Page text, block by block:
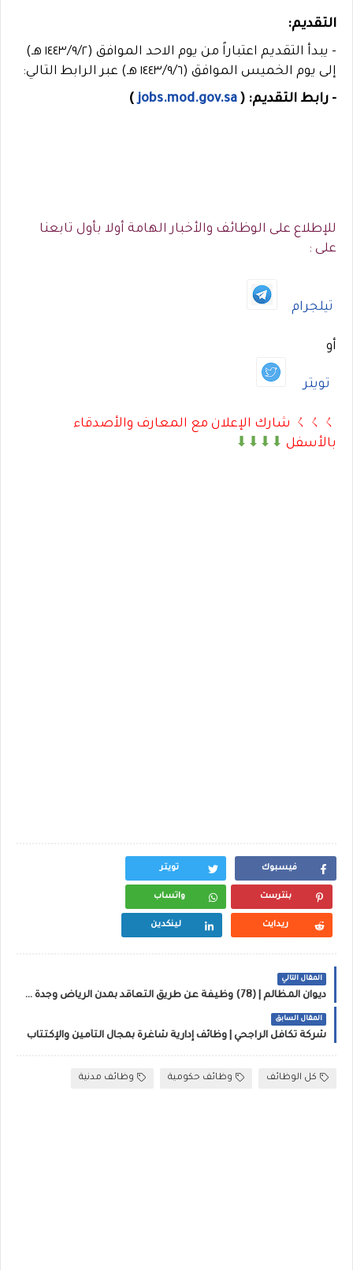
التقديم:
- يبدأ التقديم اعتباراً من يوم الاحد الموافق (١٤٤٣/٩/٢ ​هـ)
إلى يوم الخميس الموافق (١٤٤٣/٩/٦ هـ) عبر الرابط التالي:
- رابط التقديم: (
jobs.mod.gov.sa
)
للإطلاع على الوظائف والأخبار الهامة أولا بأول تابعنا
على :
تيلجرام
أو
تويتر
ㄑㄑㄑ شارك الإعلان مع المعارف والأصدقاء
بالأسفل ⬇⬇⬇⬇
فيسبوك تويتر
بنترست واتساب
ريدايت لينكدين
المقال التالي
ديوان المظالم | (78) وظيفة عن طريق التعاقد بمدن الرياض وجدة والدمام
المقال السابق
شركة تكافل الراجحي | وظائف إدارية شاغرة بمجال التأمين والإكتتاب
كل الوظائف وظائف حكومية وظائف مدنية